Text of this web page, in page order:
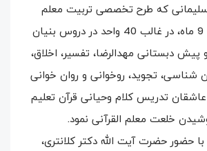
که طرح تخصصی تربیت معلم
القرآن بود در مدت 9 ماه، در غالب 40 واحد در دروس بنیان
پیش دبستانی مهدالرضا، تفسیر، اخلاق،
شناسی، تجوید، روخوانی و روان خوانی
تدریس کلام وحیانی قرآن تعلیم
خلعت معلم القرآنی نمود.
حضور حضرت آیت الله دکتر کلانتری،